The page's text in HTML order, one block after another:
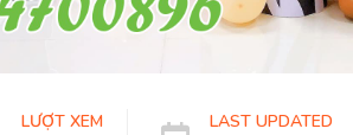
LƯỢT XEM LAST UPDATED